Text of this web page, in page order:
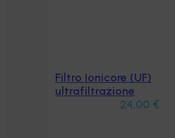
Aggiungi al carrello
Filtro Ionicore (UF)
ultrafiltrazione
24,00 €